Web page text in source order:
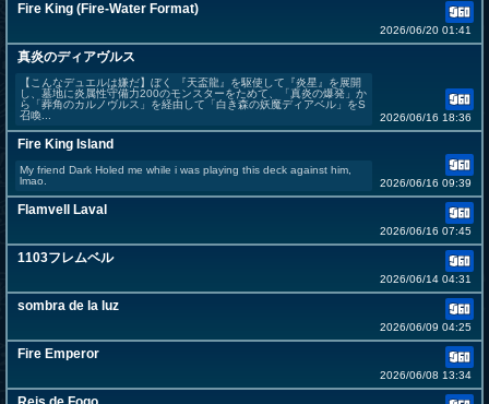
Fire King (Fire-Water Format)
2026/06/20 01:41
真炎のディアヴルス
【こんなデュエルは嫌だ】ぼく 『天盃龍』を駆使して『炎星』を展開
し、墓地に炎属性守備力200のモンスターをためて、「真炎の爆発」か
ら「葬角のカルノヴルス」を経由して「白き森の妖魔ディアベル」をS
召喚...
2026/06/16 18:36
Fire King Island
My friend Dark Holed me while i was playing this deck against him,
lmao.
2026/06/16 09:39
Flamvell Laval
2026/06/16 07:45
1103フレムベル
2026/06/14 04:31
sombra de la luz
2026/06/09 04:25
Fire Emperor
2026/06/08 13:34